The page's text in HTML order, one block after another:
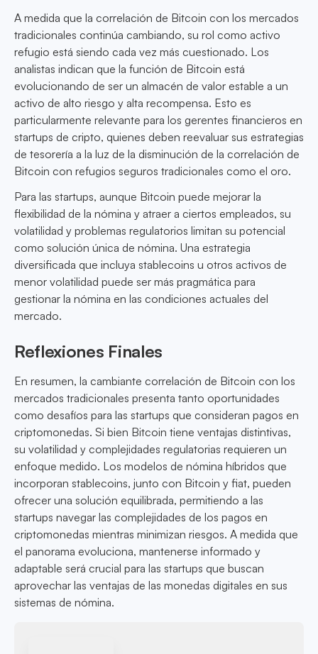
A medida que la correlación de Bitcoin con los mercados
tradicionales continúa cambiando, su rol como activo
refugio está siendo cada vez más cuestionado. Los
analistas indican que la función de Bitcoin está
evolucionando de ser un almacén de valor estable a un
activo de alto riesgo y alta recompensa. Esto es
particularmente relevante para los gerentes financieros en
startups de cripto, quienes deben reevaluar sus estrategias
de tesorería a la luz de la disminución de la correlación de
Bitcoin con refugios seguros tradicionales como el oro.
Para las startups, aunque Bitcoin puede mejorar la
flexibilidad de la nómina y atraer a ciertos empleados, su
volatilidad y problemas regulatorios limitan su potencial
como solución única de nómina. Una estrategia
diversificada que incluya stablecoins u otros activos de
menor volatilidad puede ser más pragmática para
gestionar la nómina en las condiciones actuales del
mercado.
Reflexiones Finales
En resumen, la cambiante correlación de Bitcoin con los
mercados tradicionales presenta tanto oportunidades
como desafíos para las startups que consideran pagos en
criptomonedas. Si bien Bitcoin tiene ventajas distintivas,
su volatilidad y complejidades regulatorias requieren un
enfoque medido. Los modelos de nómina híbridos que
incorporan stablecoins, junto con Bitcoin y fiat, pueden
ofrecer una solución equilibrada, permitiendo a las
startups navegar las complejidades de los pagos en
criptomonedas mientras minimizan riesgos. A medida que
el panorama evoluciona, mantenerse informado y
adaptable será crucial para las startups que buscan
aprovechar las ventajas de las monedas digitales en sus
sistemas de nómina.